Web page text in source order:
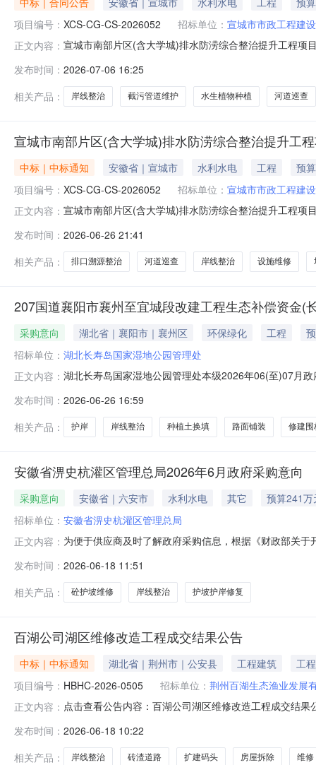
项目编号： XCS-CG-CS-2026052 招标单位： 宣城市市政工程建
正文内容： 宣城市南部片区(含大学城)排水防涝综合整治提升工程项
程项目一标段(河道排口综合整治提升工程)五、合同主
发布时间： 2026-07-06 16:25
相关产品：
岸线整治 截污管道维护 水生植物种植 河道巡查
宣城市南部片区(含大学城)排水防涝综合整治提升工
中标｜中标通知 安徽省｜宣城市 水利水电 工程
预
项目编号： XCS-CG-CS-2026052 招标单位： 宣城市市政工程建
正文内容： 宣城市南部片区(含大学城)排水防涝综合整治提升工程项
湖街道120号成交金额：76.80%评审报价：76.80%评审
防涝
发布时间： 2026-06-26 21:41
相关产品：
排口溯源整治 河道巡查 岸线整治 设施维修
207国道襄阳市襄州至宜城段改建工程生态补偿资金(
采购意向 湖北省｜襄阳市｜襄州区 环保绿化 工程
招标单位： 湖北长寿岛国家湿地公园管理处
正文内容： 湖北长寿岛国家湿地公园管理处本级2026年06(至)07月
家湿地公园管理处本级采购项目名称：207国道襄阳市
概况：
发布时间： 2026-06-26 16:59
相关产品：
护岸 岸线整治 种植土换填 路面铺装 修建围
安徽省淠史杭灌区管理总局2026年6月政府采购意向
采购意向 安徽省｜六安市 水利水电 其它
预算241万
招标单位： 安徽省淠史杭灌区管理总局
正文内容： 为便于供应商及时了解政府采购信息，根据《财政部关
工程1淠河总干渠：左岸张拐山填方6+500-7+050坡面整
发布时间： 2026-06-18 11:51
相关产品：
砼护坡维修 岸线整治 护坡护岸修复
百湖公司湖区维修改造工程成交结果公告
中标｜中标通知 湖北省｜荆州市｜公安县 工程建筑
工程
项目编号： HBHC-2026-0505 招标单位： 荆州百湖生态渔业发展
正文内容： 点击查看公告内容：百湖公司湖区维修改造工程成交结果
发布时间： 2026-06-18 10:22
相关产品：
岸线整治 砖渣道路 扩建码头 房屋拆除 维修